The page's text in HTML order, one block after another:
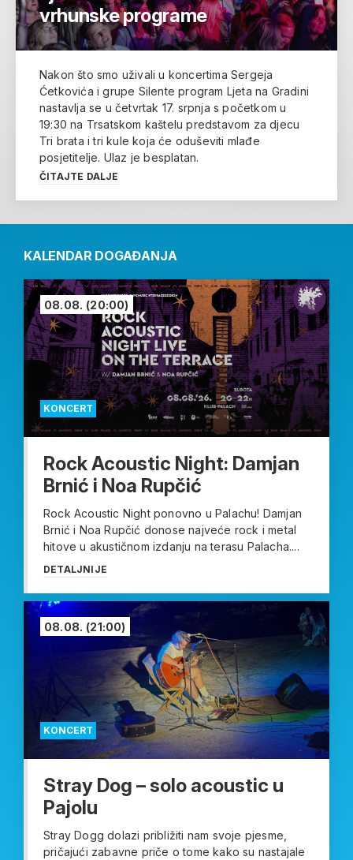
vrhunske programe
Nakon što smo uživali u koncertima Sergeja
Ćetkovića i grupe Silente program Ljeta na Gradini
nastavlja se u četvrtak 17. srpnja s početkom u
19:30 na Trsatskom kaštelu predstavom za djecu
Tri brata i tri kule koja će oduševiti mlađe
posjetitelje. Ulaz je besplatan.
ČITAJTE DALJE
KALENDAR DOGAĐANJA
KONCERT
08.08. (20:00)
Rock Acoustic Night: Damjan
Brnić i Noa Rupčić
Rock Acoustic Night ponovno u Palachu! Damjan
Brnić i Noa Rupčić donose najveće rock i metal
hitove u akustičnom izdanju na terasu Palacha....
DETALJNIJE
KONCERT
08.08. (21:00)
Stray Dog – solo acoustic u
Pajolu
Stray Dogg dolazi približiti nam svoje pjesme,
pričajući zabavne priče o tome kako su nastajale